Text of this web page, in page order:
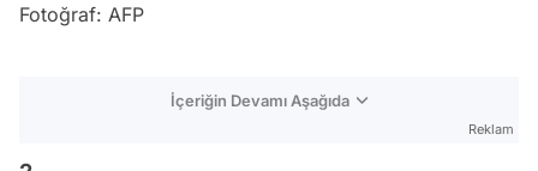
Fotoğraf: AFP
İçeriğin Devamı Aşağıda
Reklam